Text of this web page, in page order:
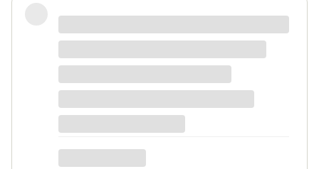
Fotel piękny, wygodny, polecam.
Dorota
ciemno zielony Velvet